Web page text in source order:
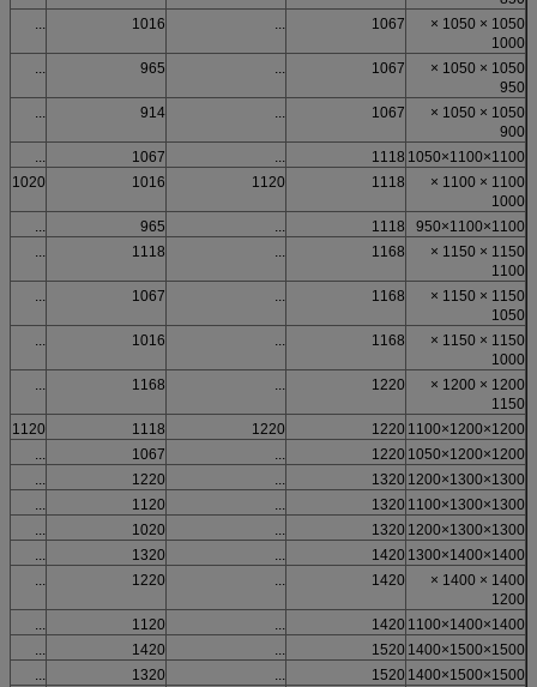
1050 × 1050 ×
1000
1067
1016
1050 × 1050 ×
950
1067
965
1050 × 1050 ×
900
1067
914
1100×1100×1050
1118
1067
1100 × 1100 ×
1000
1118
1120
1016
1020
1100×1100×950
1118
965
1150 × 1150 ×
1100
1168
1118
1150 × 1150 ×
1050
1168
1067
1150 × 1150 ×
1000
1168
1016
1200 × 1200 ×
1150
1220
1168
1200×1200×1100
1220
1220
1118
1120
1200×1200×1050
1220
1067
1300×1300×1200
1320
1220
1300×1300×1100
1320
1120
1300×1300×1200
1320
1020
1400×1400×1300
1420
1320
1400 × 1400 ×
1200
1420
1220
1400×1400×1100
1420
1120
1500×1500×1400
1520
1420
1500×1500×1400
1520
1320